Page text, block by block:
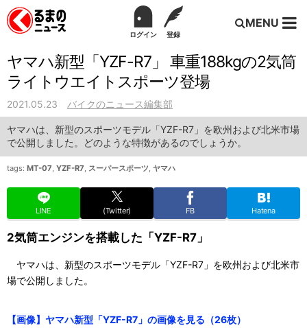
ログイン 登録
MENU
ヤマハ新型「YZF-R7」 車重188kgの2気筒
ライトウエイトスポーツ登場
2021.05.23 バイクのニュース編集部
ヤマハは、新型のスポーツモデル「YZF-R7」を欧州および北米市場
で公開しました。どのような特徴があるのでしょうか。
tags: MT-07, YZF-R7, スーパースポーツ, ヤマハ
LINE (Twitter) FB Hatena
2気筒エンジンを搭載した「YZF-R7」
ヤマハは、新型のスポーツモデル「YZF-R7」を欧州および北米市
場で公開しました。
【画像】ヤマハ新型「YZF-R7」の画像を見る（26枚）